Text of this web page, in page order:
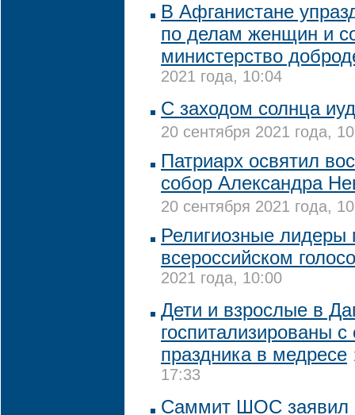
В Афганистане
по делам женщин и
министерство
2021 года, 10:04
С заходом солнца
20 сентября 2021 года,
Патриарх освятил
собор Александра
20 сентября 2021 года,
Религиозные лидеры
всероссийском
2021 года, 10:00
Дети и взрослые в
госпитализированы
праздника в медресе
17:33
Саммит ШОС заявил